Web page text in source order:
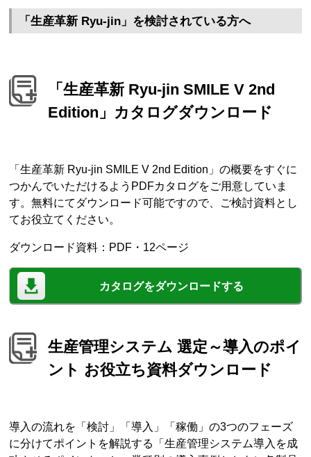
「生産革新 Ryu-jin」を検討されている方へ
「生産革新 Ryu-jin SMILE V 2nd
Edition」カタログダウンロード
「生産革新 Ryu-jin SMILE V 2nd Edition」の概要をすぐに
つかんでいただけるようPDFカタログをご用意していま
す。無料にてダウンロード可能ですので、ご検討資料とし
てお役立てください。
ダウンロード資料：PDF・12ページ
カタログをダウンロードする
生産管理システム 選定～導入のポイ
ント お役立ち資料ダウンロード
導入の流れを「検討」「導入」「稼働」の3つのフェーズ
に分けてポイントを解説する「生産管理システム導入を成